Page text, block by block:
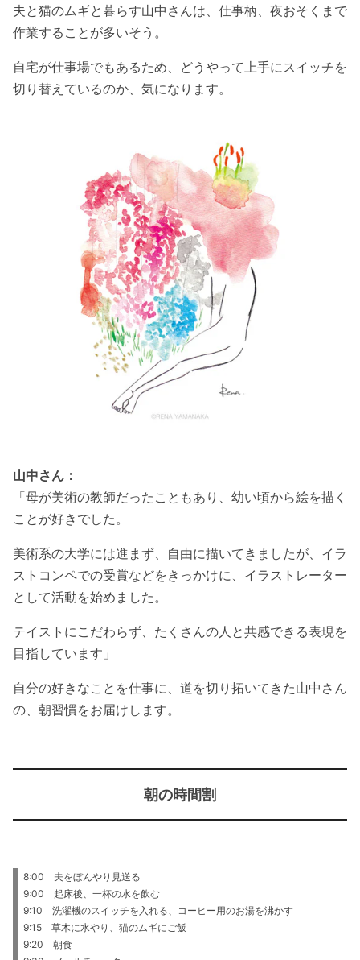
夫と猫のムギと暮らす山中さんは、仕事柄、夜おそくまで
作業することが多いそう。
自宅が仕事場でもあるため、どうやって上手にスイッチを
切り替えているのか、気になります。
山中さん：
「母が美術の教師だったこともあり、幼い頃から絵を描く
ことが好きでした。
美術系の大学には進まず、自由に描いてきましたが、イラ
ストコンペでの受賞などをきっかけに、イラストレーター
として活動を始めました。
テイストにこだわらず、たくさんの人と共感できる表現を
目指しています」
自分の好きなことを仕事に、道を切り拓いてきた山中さん
の、朝習慣をお届けします。
朝の時間割
8:00 夫をぼんやり見送る
9:00 起床後、一杯の水を飲む
9:10 洗濯機のスイッチを入れる、コーヒー用のお湯を沸かす
9:15 草木に水やり、猫のムギにご飯
9:20 朝食